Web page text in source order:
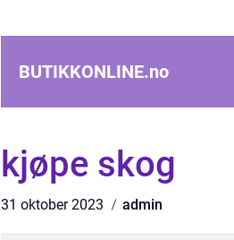
BUTIKKONLINE.no
kjøpe skog
31 oktober 2023 admin